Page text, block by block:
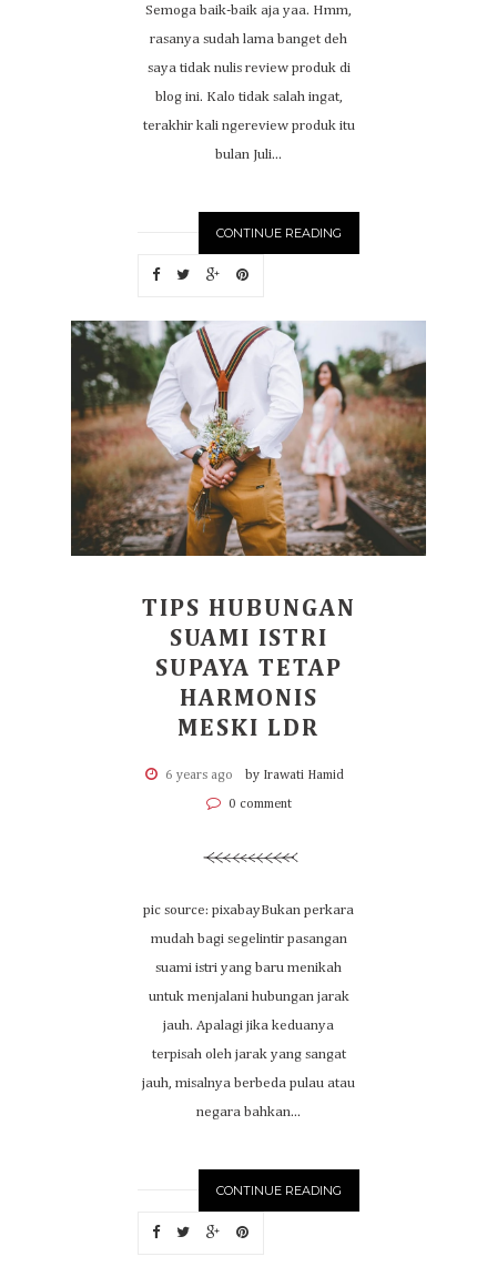
Semoga baik-baik aja yaa. Hmm,
rasanya sudah lama banget deh
saya tidak nulis review produk di
blog ini. Kalo tidak salah ingat,
terakhir kali ngereview produk itu
bulan Juli...
CONTINUE READING
TIPS HUBUNGAN
SUAMI ISTRI
SUPAYA TETAP
HARMONIS
MESKI LDR
6 years ago by Irawati Hamid
0 comment
pic source: pixabayBukan perkara
mudah bagi segelintir pasangan
suami istri yang baru menikah
untuk menjalani hubungan jarak
jauh. Apalagi jika keduanya
terpisah oleh jarak yang sangat
jauh, misalnya berbeda pulau atau
negara bahkan...
CONTINUE READING